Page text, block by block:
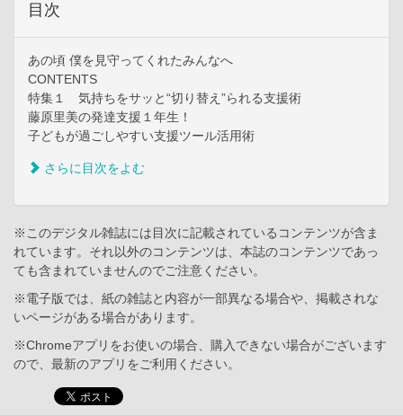
目次
あの頃 僕を見守ってくれたみんなへ
CONTENTS
特集１ 気持ちをサッと“切り替え”られる支援術
藤原里美の発達支援１年生！
子どもが過ごしやすい支援ツール活用術
さらに目次をよむ
※このデジタル雑誌には目次に記載されているコンテンツが含ま
れています。それ以外のコンテンツは、本誌のコンテンツであっ
ても含まれていませんのでご注意ください。
※電子版では、紙の雑誌と内容が一部異なる場合や、掲載されな
いページがある場合があります。
※Chromeアプリをお使いの場合、購入できない場合がございます
ので、最新のアプリをご利用ください。